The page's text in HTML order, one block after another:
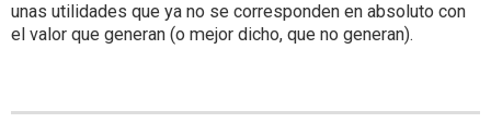
unas utilidades que ya no se corresponden en absoluto con
el valor que generan (o mejor dicho, que no generan).